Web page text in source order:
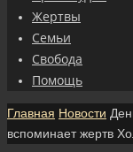
Жертвы
Семьи
Свобода
Помощь
Главная Новости
вспоминает жертв